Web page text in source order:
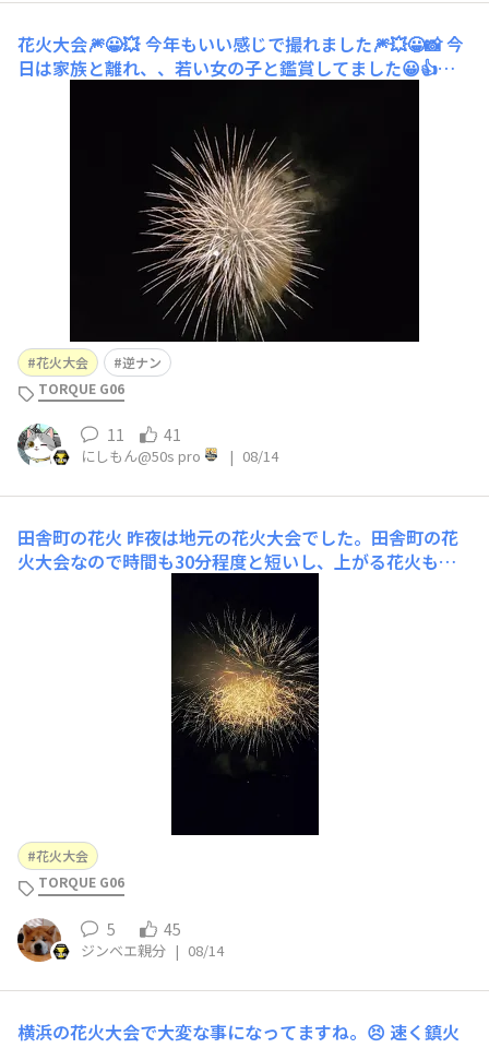
花火大会🎆😀💥今年もいい感じで撮れました🎆💥😀📸 今
日は家族と離れ、、若い女の子と鑑賞してました😀👍
てくれて助かりました😀✨👍家族とは全く合流出来
ず、、、近くには居るはずなので
花火大会
逆ナン
TORQUE G06
11 41
にしもん@50s pro | 08/14
田舎町の花火 昨夜は地元の花火大会でした。田舎町の花
火大会なので時間も30分程度と短いし、上がる花火もた
れることと混んでも知れてるので、わりと好きでほぼ毎年
見に行ってます(^-^*) G06で撮影した動画から画像を切り
抜いて、軽く明るさ補正してアップし
花火大会
TORQUE G06
5 45
ジンベエ親分 | 08/14
横浜の花火大会で大変な事になってますね。😣 速く鎮火